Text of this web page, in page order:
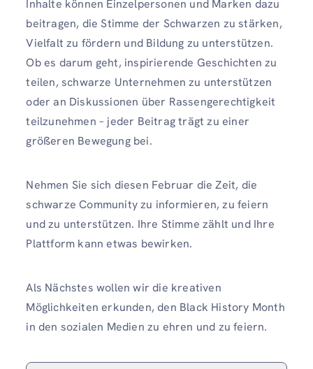
Inhalte können Einzelpersonen und Marken dazu
beitragen, die Stimme der Schwarzen zu stärken,
Vielfalt zu fördern und Bildung zu unterstützen.
Ob es darum geht, inspirierende Geschichten zu
teilen, schwarze Unternehmen zu unterstützen
oder an Diskussionen über Rassengerechtigkeit
teilzunehmen – jeder Beitrag trägt zu einer
größeren Bewegung bei.
Nehmen Sie sich diesen Februar die Zeit, die
schwarze Community zu informieren, zu feiern
und zu unterstützen. Ihre Stimme zählt und Ihre
Plattform kann etwas bewirken.
Als Nächstes wollen wir die kreativen
Möglichkeiten erkunden, den Black History Month
in den sozialen Medien zu ehren und zu feiern.